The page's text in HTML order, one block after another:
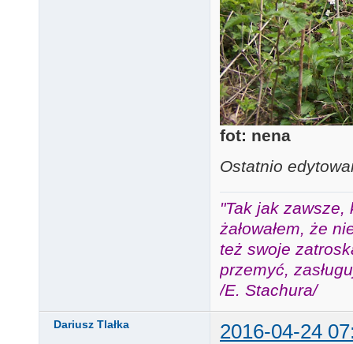
fot: nena
Ostatnio
"Tak jak zawsze,
żałowałem, że
też swoje
przemyć,
/E. Stachura/
Dariusz Tlałka 2016-04-24